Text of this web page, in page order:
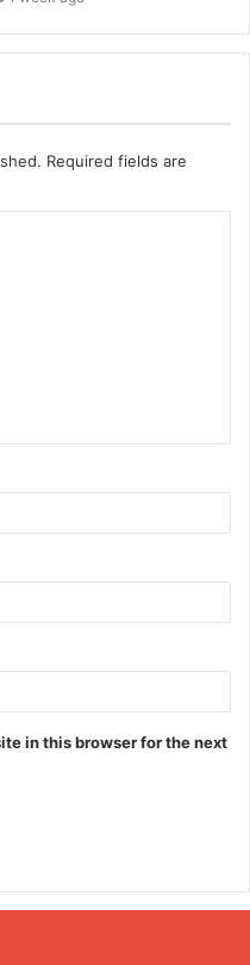
Required fields are
in this browser for the next